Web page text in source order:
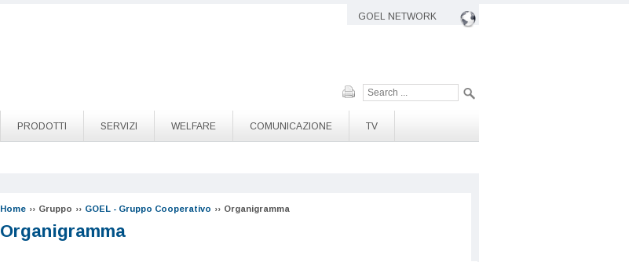
GOEL NETWORK
PRODOTTI SERVIZI WELFARE COMUNICAZIONE TV
Home ›› Gruppo ›› GOEL - Gruppo Cooperativo ›› Organigramma
Organigramma